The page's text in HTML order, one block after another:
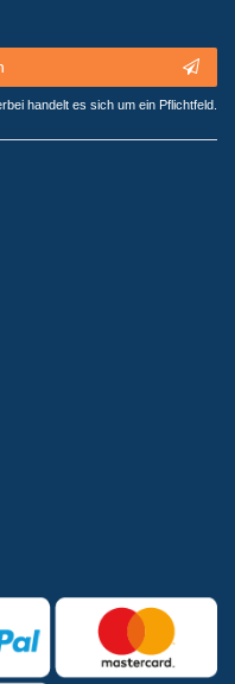
handelt es sich um ein Pflichtfeld.